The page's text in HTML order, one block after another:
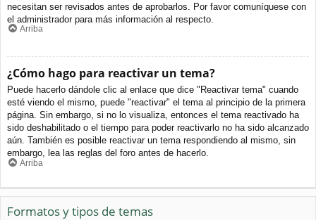
necesitan ser revisados antes de aprobarlos. Por favor comuníquese con
el administrador para más información al respecto.
Arriba
¿Cómo hago para reactivar un tema?
Puede hacerlo dándole clic al enlace que dice "Reactivar tema" cuando
esté viendo el mismo, puede "reactivar" el tema al principio de la primera
página. Sin embargo, si no lo visualiza, entonces el tema reactivado ha
sido deshabilitado o el tiempo para poder reactivarlo no ha sido alcanzado
aún. También es posible reactivar un tema respondiendo al mismo, sin
embargo, lea las reglas del foro antes de hacerlo.
Arriba
Formatos y tipos de temas